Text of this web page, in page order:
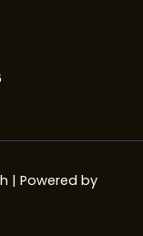
| Powered by